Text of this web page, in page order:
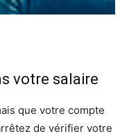
votre salaire
que votre compte
de vérifier votre